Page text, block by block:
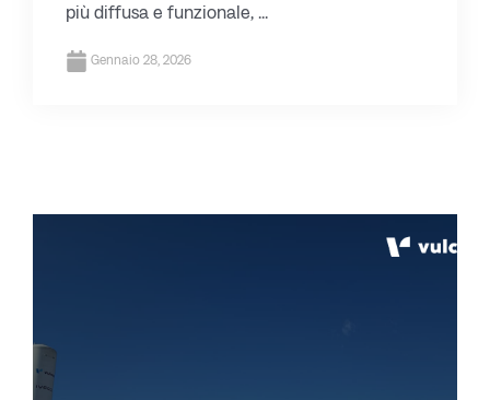
più diffusa e funzionale, ...
Gennaio 28, 2026